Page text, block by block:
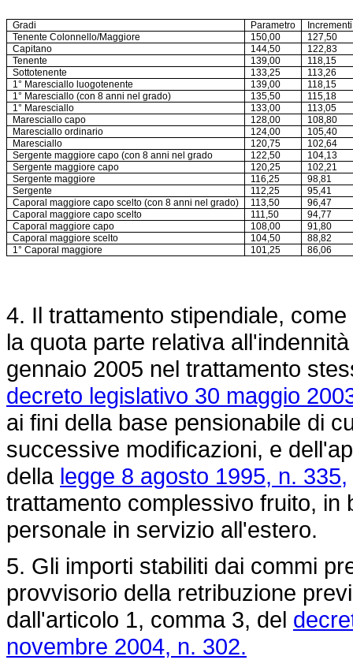
Gradi Parametro
Tenente Colonnello/Maggiore
150,00
127,50
Capitano
144,50
122,83
Tenente
139,00
118,15
Sottotenente
133,25
113,26
1° Maresciallo luogotenente
139,00
118,15
1° Maresciallo (con 8 anni nel grado)
135,50
115,18
1° Maresciallo
133,00
113,05
Maresciallo capo
128,00
108,80
Maresciallo ordinario
124,00
105,40
Maresciallo
120,75
102,64
Sergente maggiore capo (con 8 anni nel grado
122,50
104,13
Sergente maggiore capo
120,25
102,21
Sergente maggiore
116,25
98,81
Sergente
112,25
95,41
Caporal maggiore capo scelto (con 8 anni nel grado)
113,50
96,47
Caporal maggiore capo scelto
111,50
94,77
Caporal maggiore capo
108,00
91,80
Caporal maggiore scelto
104,50
88,82
1° Caporal maggiore
101,25 86,06
4. Il trattamento stipendiale,
la quota parte relativa
gennaio 2005 nel trattamento
decreto legislativo 30 maggio
ai fini della base pensionabile di
successive modificazioni, e
della legge 8 agosto 1995, n. 335,
trattamento complessivo fruito, in
personale in servizio all'estero.
5. Gli importi stabiliti dai commi
provvisorio della retribuzione
dall'articolo 1, comma 3, del
novembre 2004, n. 302.